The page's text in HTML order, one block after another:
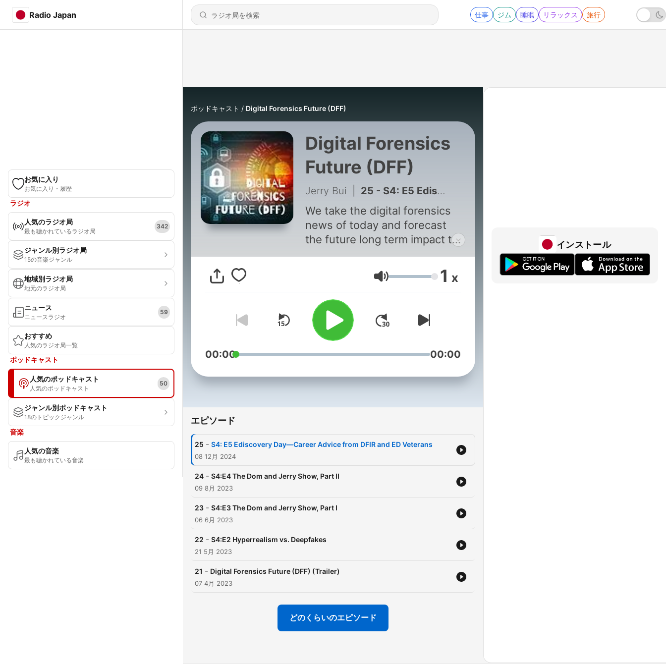
Radio Japan 仕事 ジム 睡眠 リラックス 旅行
お気に入り
お気に入り・履歴
ラジオ
人気のラジオ局
最も聴かれているラジオ局
342
ジャンル別ラジオ局
15の音楽ジャンル
地域別ラジオ局
地元のラジオ局
ニュース
ニュースラジオ
59
おすすめ
人気のラジオ局一覧
ポッドキャスト
人気のポッドキャスト
人気のポッドキャスト
50
ジャンル別ポッドキャスト
18のトピックジャンル
音楽
人気の音楽
最も聴かれている音楽
ポッドキャスト Digital Forensics Future (DFF)
Digital Forensics
Future (DFF)
Jerry Bui 25 - S4: E5 Ediscovery Day—Career Advice from DFIR and ED Veterans
We take the digital forensics
news of today and forecast
the future long term impact to
our industry, both positive and
音量 1 x
00:00 00:00
エピソード
25 - S4: E5 Ediscovery Day—Career Advice from DFIR and ED Veterans
08 12月 2024
24 - S4:E4 The Dom and Jerry Show, Part II
09 8月 2023
23 - S4:E3 The Dom and Jerry Show, Part I
06 6月 2023
22 - S4:E2 Hyperrealism vs. Deepfakes
21 5月 2023
21 - Digital Forensics Future (DFF) (Trailer)
07 4月 2023
どのくらいのエピソード
インストール